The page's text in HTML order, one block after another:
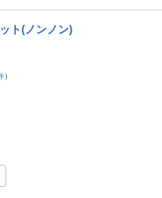
ト(ノンノン)
）